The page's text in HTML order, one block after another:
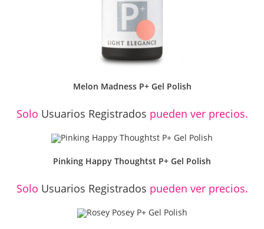
Melon Madness P+ Gel Polish
Solo Usuarios Registrados pueden ver precios.
Pinking Happy Thoughtst P+ Gel Polish
Solo Usuarios Registrados pueden ver precios.